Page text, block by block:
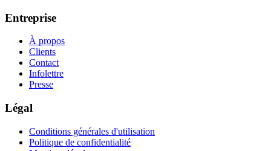
Entreprise
À propos
Clients
Contact
Infolettre
Presse
Légal
Conditions générales d'utilisation
Politique de confidentialité